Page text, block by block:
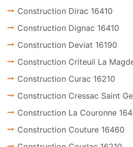
Construction Dirac 16410
Construction Dignac 16410
Construction Deviat 16190
Construction Criteuil La
Construction Curac 16210
Construction Cressac Saint
Construction La Couronne
Construction Couture 16460